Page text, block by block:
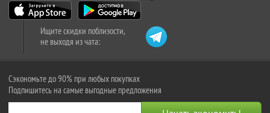
Ищите скидки поблизости,
не выходя из чата:
Сэкономьте до 90% при любых покупках
Подпишитесь на самые выгодные предложения